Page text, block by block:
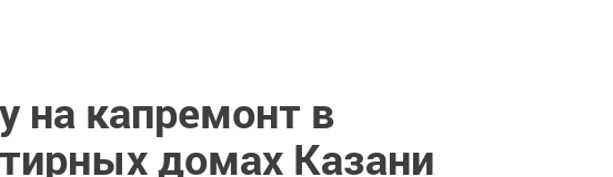
на капремонт в
домах Казани